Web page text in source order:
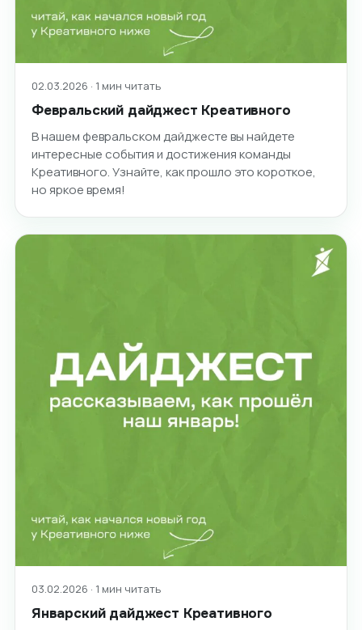
02.03.2026 · 1 мин читать
Февральский дайджест Креативного
В нашем февральском дайджесте вы найдете
интересные события и достижения команды
Креативного. Узнайте, как прошло это короткое,
но яркое время!
03.02.2026 · 1 мин читать
Январский дайджест Креативного